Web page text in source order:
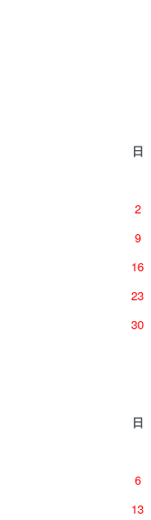
日
2
9
16
23
30
日
6
13